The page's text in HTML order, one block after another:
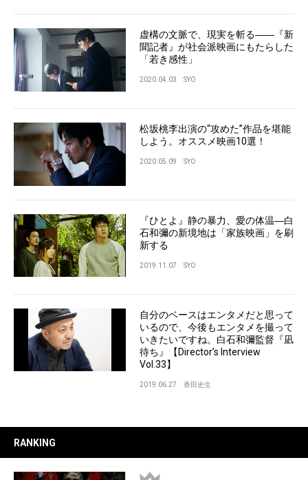
虚構の文脈で、現実を斬る――『新
聞記者』が社会派映画にもたらした
「若き感性」
2020.04.03 SYO
松坂桃李出演の“攻めた”作品を堪能
しよう。オススメ映画10選！
2020.05.09 SYO
『ひとよ』静の暴力、愛の体温―白
石和彌の新境地は「家族映画」を刷
新する
2019.11.07 SYO
自分のベースはエンタメだと思って
いるので、今後もエンタメを撮って
いきたいですね。白石和彌監督『凪
待ち』【Director’s Interview
Vol.33】
2019.06.27 香田史生
RANKING